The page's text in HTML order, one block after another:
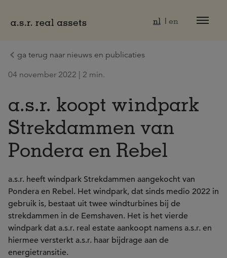
nl en
ga terug naar nieuws en publicaties
04 november 2022 | 2 min.
a.s.r. koopt windpark
Strekdammen van
Pondera en Rebel
a.s.r. heeft windpark Strekdammen aangekocht van
Pondera en Rebel. Het windpark, dat sinds medio 2022 in
gebruik is, bestaat uit twee windturbines bij de
strekdammen in de Eemshaven. Het is het vierde
windpark dat a.s.r. real estate aankoopt namens a.s.r. en
hiermee versterkt a.s.r. haar bijdrage aan de
energietransitie.